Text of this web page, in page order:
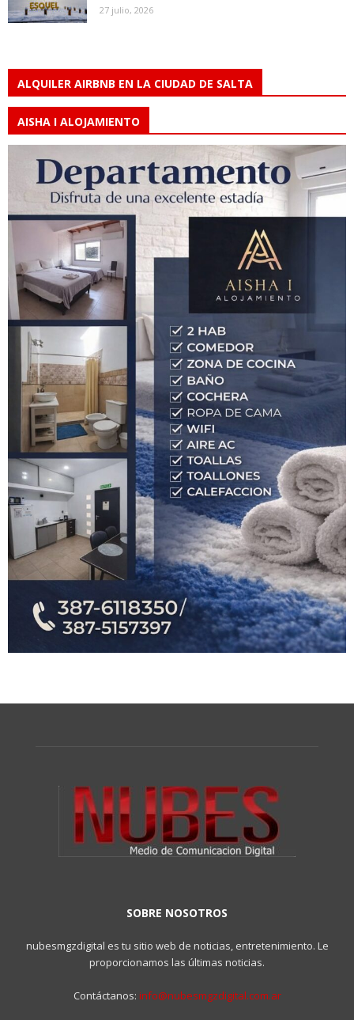
27 julio, 2026
ALQUILER AIRBNB EN LA CIUDAD DE SALTA
AISHA I ALOJAMIENTO
SOBRE NOSOTROS
nubesmgzdigital es tu sitio web de noticias, entretenimiento. Le
proporcionamos las últimas noticias.
Contáctanos: info@nubesmgzdigital.com.ar